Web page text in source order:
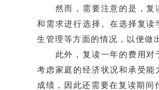
然而，需要注意的是，复读
和需求进行选择。在选择复
生管理等方面的情况，以便做
此外，复读一年的费用对于
考虑家庭的经济状况和承受
成绩，因此还需要在复读期